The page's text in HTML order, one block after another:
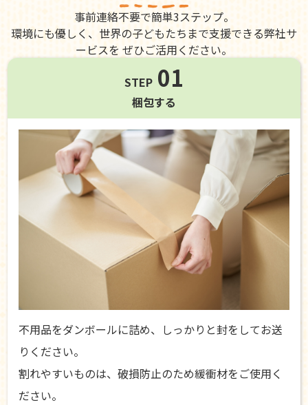
事前連絡不要で簡単3ステップ。
環境にも優しく、世界の子どもたちまで支援できる弊社サ
ービスを ぜひご活用ください。
STEP 01
梱包する
不用品をダンボールに詰め、しっかりと封をしてお送
りください。
割れやすいものは、破損防止のため緩衝材をご使用く
ださい。